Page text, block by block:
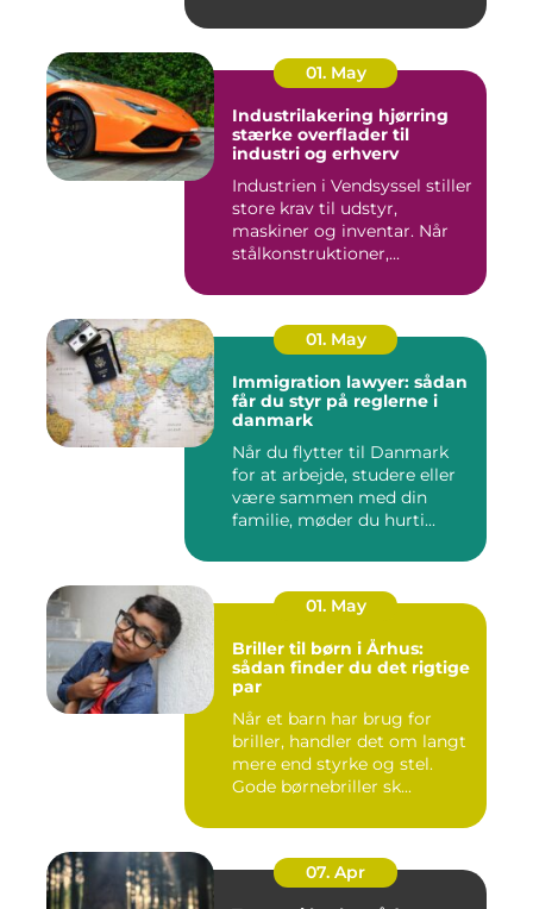
01. May
Industrilakering hjørring
stærke overflader til
industri og erhverv
Industrien i Vendsyssel stiller
store krav til udstyr,
maskiner og inventar. Når
stålkonstruktioner,...
01. May
Immigration lawyer: sådan
får du styr på reglerne i
danmark
Når du flytter til Danmark
for at arbejde, studere eller
være sammen med din
familie, møder du hurti...
01. May
Briller til børn i Århus:
sådan finder du det rigtige
par
Når et barn har brug for
briller, handler det om langt
mere end styrke og stel.
Gode børnebriller sk...
07. Apr